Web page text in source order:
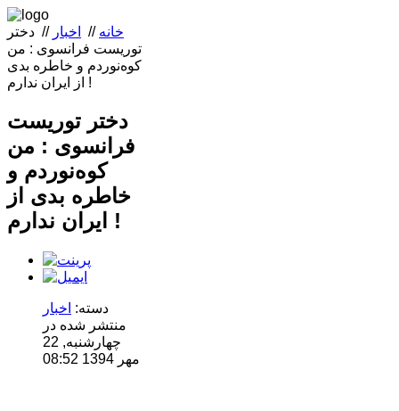
خانه // اخبار // دختر
توریست فرانسوی : من
کوه‌نوردم و خاطره بدی
از ایران ندارم !
دختر توریست
فرانسوی : من
کوه‌نوردم و
خاطره بدی از
ایران ندارم !
دسته: اخبار
منتشر شده در
چهارشنبه, 22
مهر 1394 08:52